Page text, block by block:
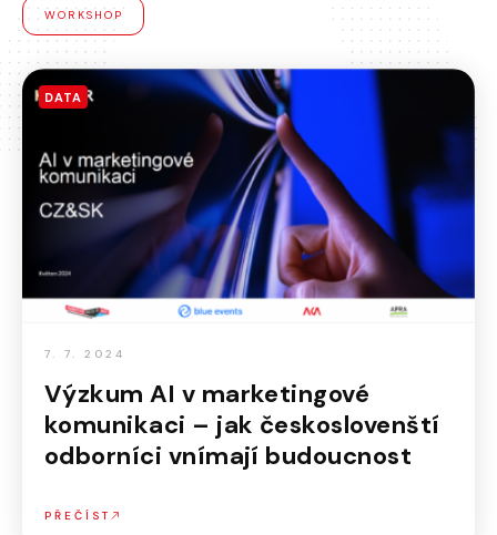
WORKSHOP
DATA
7. 7. 2024
Výzkum AI v marketingové
komunikaci – jak českoslovenští
odborníci vnímají budoucnost
PŘEČÍST